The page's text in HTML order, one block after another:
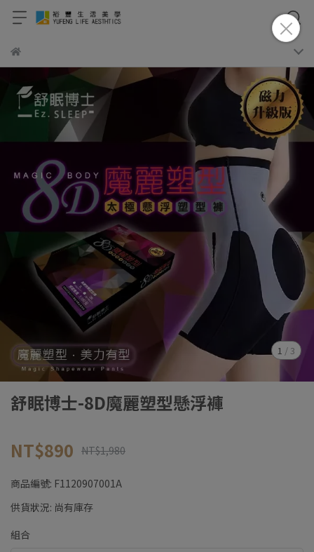
1 / 3
舒眠博士-8D魔麗塑型懸浮褲
NT$890 NT$1,980
商品編號: F1120907001A
供貨狀況: 尚有庫存
組合